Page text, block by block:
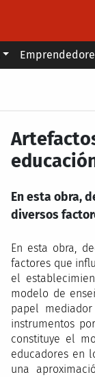
En esta obra,
diversos
En esta obra,
factores que
el
modelo de
papel
instrumentos
constituye el
educadores en
una